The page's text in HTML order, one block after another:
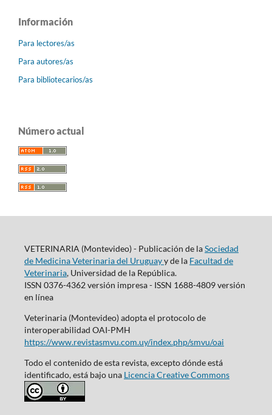
Información
Para lectores/as
Para autores/as
Para bibliotecarios/as
Número actual
VETERINARIA (Montevideo) - Publicación de laSociedad
de Medicina Veterinaria del Uruguayy de la Facultad de
Veterinaria, Universidad de la República.
ISSN 0376-4362 versión impresa - ISSN 1688-4809 versión
en línea
Veterinaria (Montevideo) adopta el protocolo de
interoperabilidad OAI-PMH
https://www.revistasmvu.com.uy/index.php/smvu/oai
Todo el contenido de esta revista, excepto dónde está
identificado, está bajo una Licencia Creative Commons